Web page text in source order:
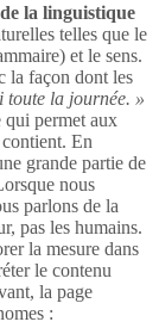
la linguistique
telles que le
et le sens.
la façon dont les
toute la journée. »
qui permet aux
En
grande partie de
nous
parlons de la
pas les humains.
la mesure dans
le contenu
la page
: